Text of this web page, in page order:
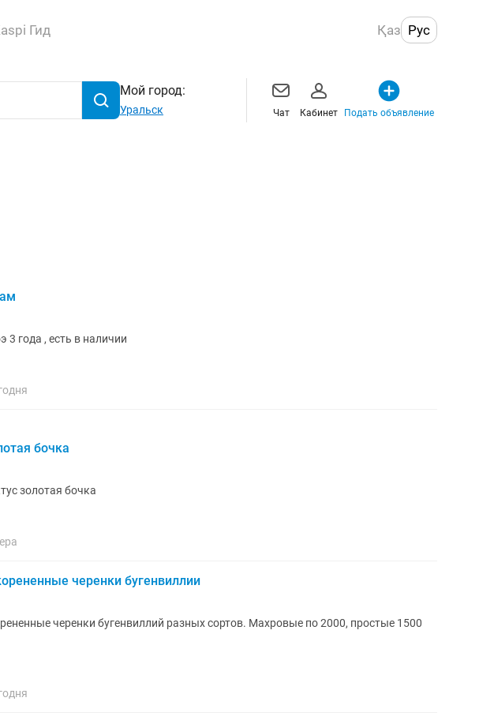
Гид Қаз Рус
Мой город:
Уральск Чат Кабинет Подать объявление
3 года , есть в наличии
бочка
золотая бочка
черенки бугенвиллии
черенки бугенвиллий разных сортов. Махровые по 2000, простые 1500